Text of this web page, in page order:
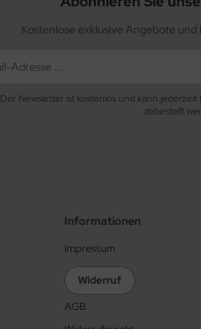
Kostenlose exklusive Angebote
Der Newsletter ist kostenlos und kann
abbestellt
Informationen
Impressum
Widerruf
AGB